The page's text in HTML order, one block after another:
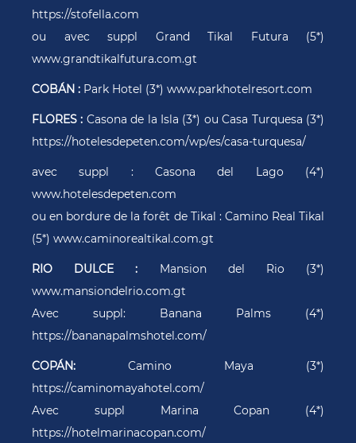
https://stofella.com
ou avec suppl Grand Tikal Futura (5*)
www.grandtikalfutura.com.gt
COBÁN : Park Hotel (3*) www.parkhotelresort.com
FLORES : Casona de la Isla (3*) ou Casa Turquesa (3*)
https://hotelesdepeten.com/wp/es/casa-turquesa/
avec suppl : Casona del Lago (4*)
www.hotelesdepeten.com
ou en bordure de la forêt de Tikal : Camino Real Tikal
(5*) www.caminorealtikal.com.gt
RIO DULCE : Mansion del Rio (3*)
www.mansiondelrio.com.gt
Avec suppl: Banana Palms (4*)
https://bananapalmshotel.com/
COPÁN: Camino Maya (3*)
https://caminomayahotel.com/
Avec suppl Marina Copan (4*)
https://hotelmarinacopan.com/